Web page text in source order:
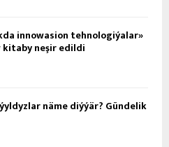
innowasion tehnologiýalar»
neşir edildi
näme diýýär? Gündelik